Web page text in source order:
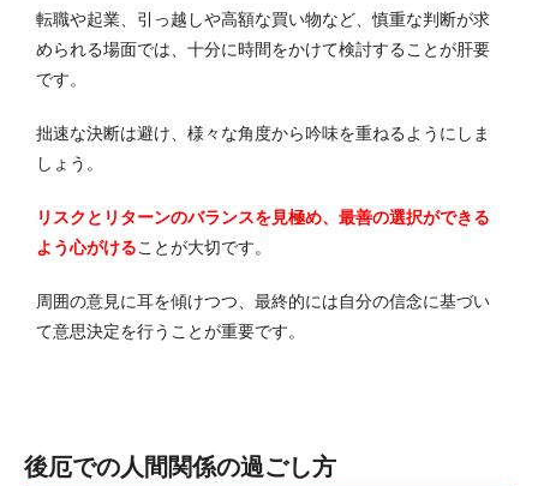
転職や起業、引っ越しや高額な買い物など、慎重な判断が求
められる場面では、十分に時間をかけて検討することが肝要
です。
拙速な決断は避け、様々な角度から吟味を重ねるようにしま
しょう。
リスクとリターンのバランスを見極め、最善の選択ができる
よう心がけることが大切です。
周囲の意見に耳を傾けつつ、最終的には自分の信念に基づい
て意思決定を行うことが重要です。
後厄での人間関係の過ごし方